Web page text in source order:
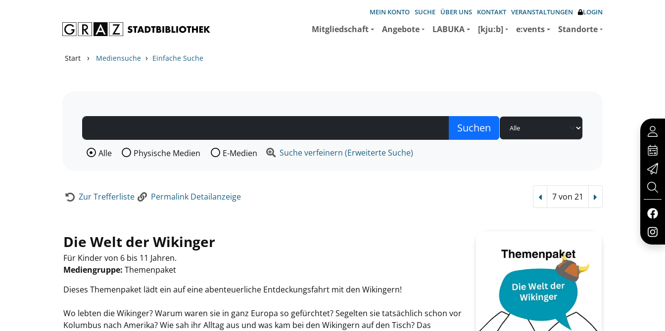
MEIN KONTO SUCHE ÜBER UNS KONTAKT VERANSTALTUNGEN LOGIN
Mitgliedschaft Angebote LABUKA [kju:b] e:vents Standorte
Start › Mediensuche › Einfache Suche
Wählen Sie die Medienart nach der Sie suchen wollen.
Alle Physische Medien E-Medien Suche verfeinern (Erweiterte Suche)
Zur Trefferliste Permalink Detailanzeige Vorheriger Treffer
7 von 21 Nächster Treffer
Die Welt der Wikinger
Für Kinder von 6 bis 11 Jahren.
Mediengruppe: Themenpaket
Dieses Themenpaket lädt ein auf eine abenteuerliche Entdeckungsfahrt mit den Wikingern!
Wo lebten die Wikinger? Warum waren sie in ganz Europa so gefürchtet? Segelten sie tatsächlich schon vor
Kolumbus nach Amerika? Wie sah ihr Alltag aus und was kam bei den Wikingern auf den Tisch? Das